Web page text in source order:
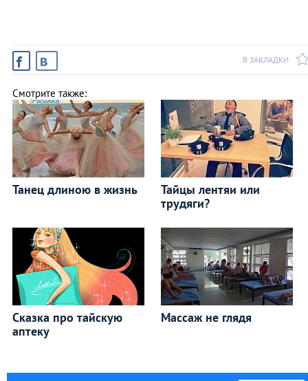
В ЗАКЛАДКИ
Смотрите также:
Танец длиною в жизнь
Тайцы лентяи или
трудяги?
Сказка про тайскую
аптеку
Массаж не глядя